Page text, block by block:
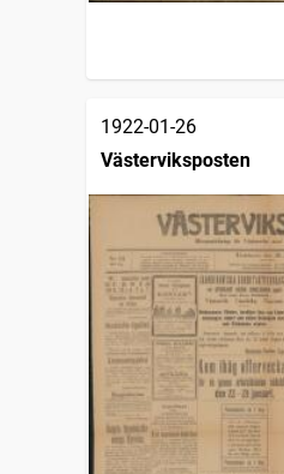
1922-01-26
Västerviksposten